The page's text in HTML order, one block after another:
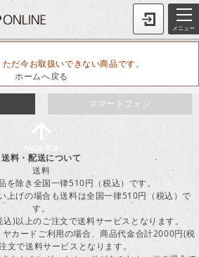
メニュー
だ今お取扱いできない商品です。
ホームへ戻る
スマートフォン
送料・配送について
送料
を除き全国一律510円（税込）です。
上げの場合も送料は全国一律510円（税込）で
す。
)以上のご注文で送料サービスとなります。
ヤカードご利用の場合、商品代金合計2000円(税
文で送料サービスとなります。